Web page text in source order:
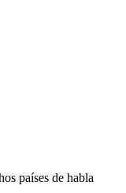
países de habla